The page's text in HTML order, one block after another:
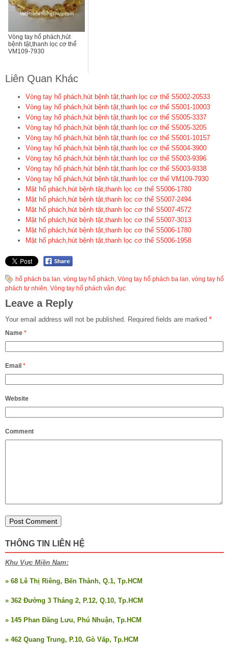
Vòng tay hổ phách,hút
bệnh tật,thanh lọc cơ thể
VM109-7930
Liên Quan Khác
Vòng tay hổ phách,hút bệnh tật,thanh lọc cơ thể S5002-20533
Vòng tay hổ phách,hút bệnh tật,thanh lọc cơ thể S5001-10003
Vòng tay hổ phách,hút bệnh tật,thanh lọc cơ thể S5005-3337
Vòng tay hổ phách,hút bệnh tật,thanh lọc cơ thể S5005-3205
Vòng tay hổ phách,hút bệnh tật,thanh lọc cơ thể S5001-10157
Vòng tay hổ phách,hút bệnh tật,thanh lọc cơ thể S5004-3900
Vòng tay hổ phách,hút bệnh tật,thanh lọc cơ thể S5003-9396
Vòng tay hổ phách,hút bệnh tật,thanh lọc cơ thể S5003-9338
Vòng tay hổ phách,hút bệnh tật,thanh lọc cơ thể VM109-7930
Mặt hổ phách,hút bệnh tật,thanh lọc cơ thể S5006-1780
Mặt hổ phách,hút bệnh tật,thanh lọc cơ thể S5007-2494
Mặt hổ phách,hút bệnh tật,thanh lọc cơ thể S5007-4572
Mặt hổ phách,hút bệnh tật,thanh lọc cơ thể S5007-3013
Mặt hổ phách,hút bệnh tật,thanh lọc cơ thể S5006-1780
Mặt hổ phách,hút bệnh tật,thanh lọc cơ thể S5006-1958
hổ phách ba lan vòng tay hổ phách Vòng tay hổ phách ba lan vòng tay hổ
phách tự nhiên Vòng tay hổ phách vân đục
Leave a Reply
Your email address will not be published. Required fields are marked *
Name *
Email *
Website
Comment
THÔNG TIN LIÊN HỆ
Khu Vực Miền Nam:
» 68 Lê Thị Riêng, Bến Thành, Q.1, Tp.HCM
» 362 Đường 3 Tháng 2, P.12, Q.10, Tp.HCM
» 145 Phan Đăng Lưu, Phú Nhuận, Tp.HCM
» 462 Quang Trung, P.10, Gò Vấp, Tp.HCM